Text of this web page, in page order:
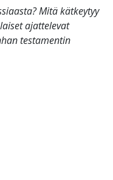
Mitä kätkeytyy
ajattelevat
testamentin